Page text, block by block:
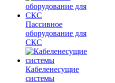
Пассивное
оборудование для
СКС
Кабеленесущие
системы